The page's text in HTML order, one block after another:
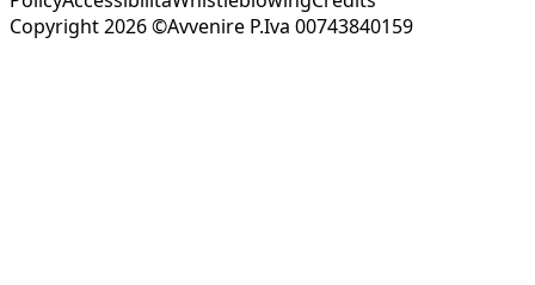
Copyright 2026 ©Avvenire P.Iva 00743840159